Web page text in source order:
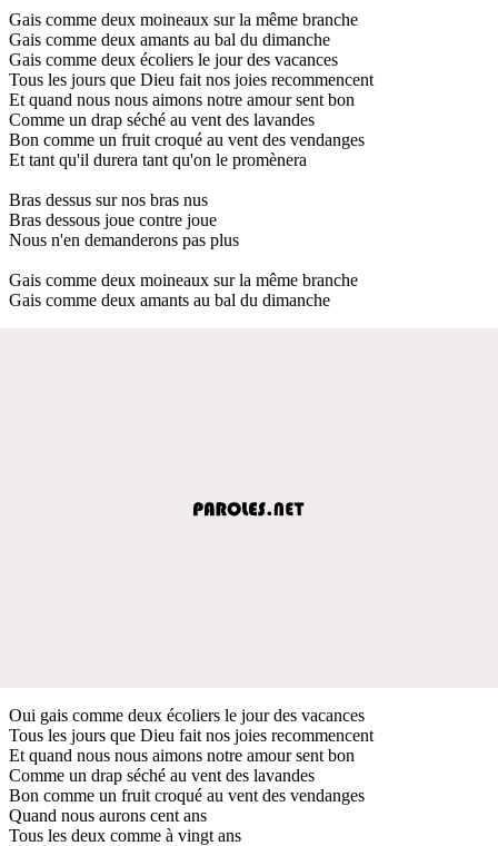
Gais comme deux moineaux sur la même branche
Gais comme deux amants au bal du dimanche
Gais comme deux écoliers le jour des vacances
Tous les jours que Dieu fait nos joies recommencent
Et quand nous nous aimons notre amour sent bon
Comme un drap séché au vent des lavandes
Bon comme un fruit croqué au vent des vendanges
Et tant qu'il durera tant qu'on le promènera
Bras dessus sur nos bras nus
Bras dessous joue contre joue
Nous n'en demanderons pas plus
Gais comme deux moineaux sur la même branche
Gais comme deux amants au bal du dimanche
Oui gais comme deux écoliers le jour des vacances
Tous les jours que Dieu fait nos joies recommencent
Et quand nous nous aimons notre amour sent bon
Comme un drap séché au vent des lavandes
Bon comme un fruit croqué au vent des vendanges
Quand nous aurons cent ans
Tous les deux comme à vingt ans